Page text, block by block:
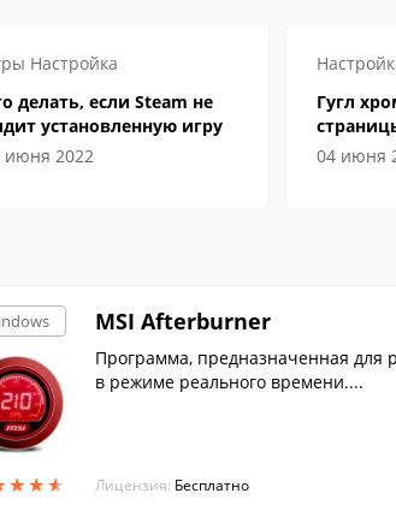
Настройка
делать, если Steam не
установленную игру
июня 2022
Гугл
04 июня
★★★
★★★
MSI Afterburner
Программа, предназначенная для
в режиме реального времени....
Лицензия: Бесплатно